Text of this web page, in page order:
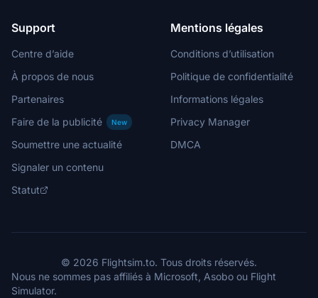
Support
Centre d’aide
À propos de nous
Partenaires
Faire de la publicité
New
Soumettre une actualité
Signaler un contenu
Statut
Mentions légales
Conditions d’utilisation
Politique de confidentialité
Informations légales
Privacy Manager
DMCA
© 2026 Flightsim.to. Tous droits réservés.
Nous ne sommes pas affiliés à Microsoft, Asobo ou Flight
Simulator.